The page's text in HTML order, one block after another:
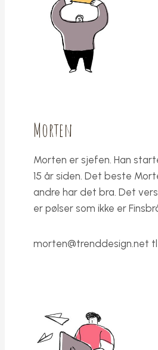
Morten
Morten er sjefen. Han
15 år siden. Det beste
andre har det bra. Det
er pølser som ikke er
morten@trenddesign.net